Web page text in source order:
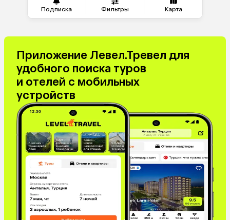
Подписка Фильтры Карта
Приложение Левел.Тревел для
удобного поиска туров
и отелей с мобильных
устройств